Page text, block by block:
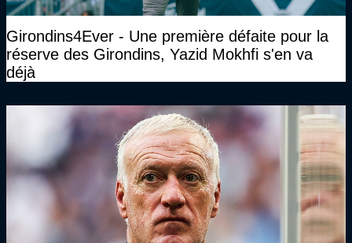
Girondins4Ever - Une première défaite pour la
réserve des Girondins, Yazid Mokhfi s'en va
déjà